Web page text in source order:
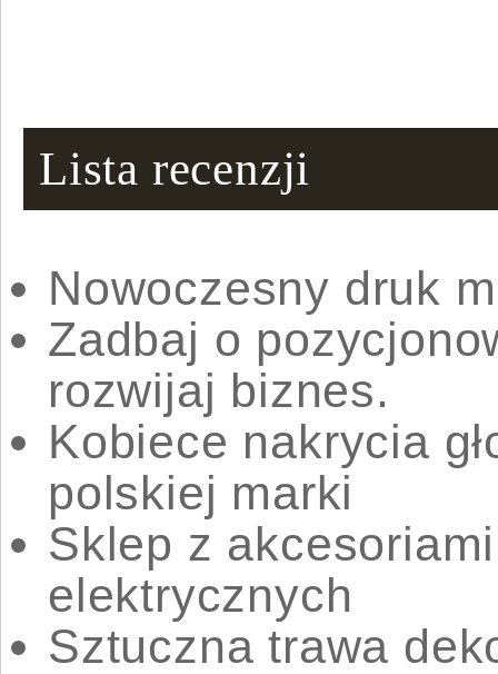
Lista recenzji
Nowoczesny druk
Zadbaj o
rozwijaj biznes.
Kobiece nakrycia
polskiej marki
Sklep z
elektrycznych
Sztuczna trawa